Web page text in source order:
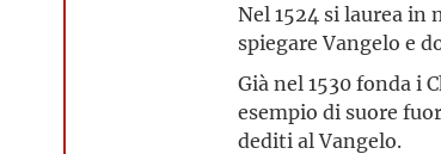
Nel 1524 si laurea in
spiegare Vangelo e
Già nel 1530 fonda i
esempio di suore
dediti al Vangelo.